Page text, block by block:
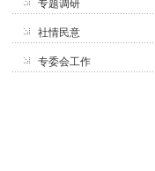
专题调研
社情民意
专委会工作